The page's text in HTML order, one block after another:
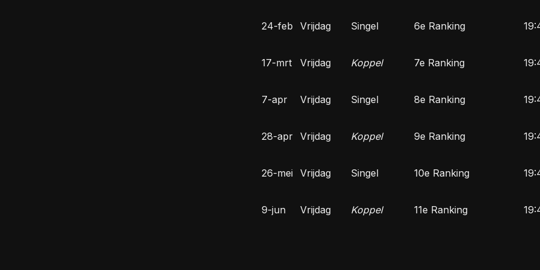
24-feb Vrijdag Singel 6e Ranking
17-mrt Vrijdag Koppel 7e Ranking
7-apr Vrijdag Singel 8e Ranking
28-apr Vrijdag Koppel 9e Ranking
26-mei Vrijdag Singel 10e Ranking
9-jun Vrijdag Koppel 11e Ranking